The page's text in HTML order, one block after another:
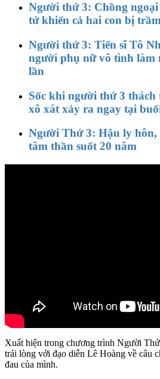
Người thứ 3: Chồng
tử khiến cả hai con bị
Người thứ 3: Tiến sĩ Tô
người phụ nữ vô tình làm
lần
Sốc khi người thứ 3
xô xát xảy ra ngay tại
Người Thứ 3: Hậu ly hôn,
tâm thần suốt 20 năm
Xuất hiện trong chương trình Người
trải lòng với đạo diễn Lê Hoàng về câu
đau của mình.